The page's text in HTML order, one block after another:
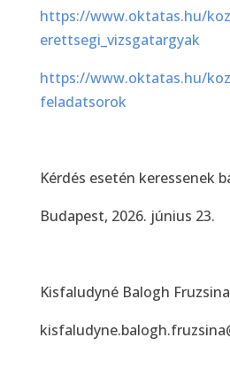
https://www.oktatas.hu/
erettsegi_vizsgatargyak
https://www.oktatas.hu/
feladatsorok
Kérdés esetén keressenek
Budapest, 2026. június 23.
Kisfaludyné Balogh